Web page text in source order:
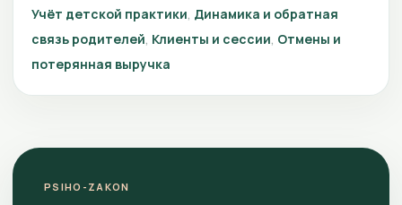
Учёт детской практики Динамика и обратная
связь родителей Клиенты и сессии Отмены и
потерянная выручка
PSIHO-ZAKON